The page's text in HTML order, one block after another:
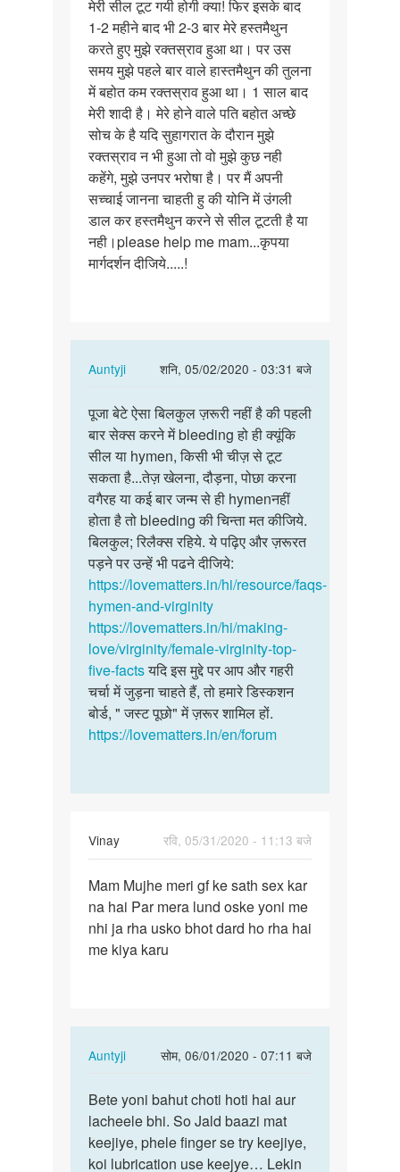
मेरी सील टूट गयी होगी क्या! फिर इसके बाद
1-2 महीने बाद भी 2-3 बार मेरे हस्तमैथुन
करते हुए मुझे रक्तस्राव हुआ था। पर उस
समय मुझे पहले बार वाले हास्तमैथुन की तुलना
में बहोत कम रक्तस्राव हुआ था। 1 साल बाद
मेरी शादी है। मेरे होने वाले पति बहोत अच्छे
सोच के है यदि सुहागरात के दौरान मुझे
रक्तस्राव न भी हुआ तो वो मुझे कुछ नही
कहेंगे, मुझे उनपर भरोषा है। पर मैं अपनी
सच्चाई जानना चाहती हु की योनि में उंगली
डाल कर हस्तमैथुन करने से सील टूटती है या
नही।please help me mam...कृपया
मार्गदर्शन दीजिये.....!
Auntyji
शनि, 05/02/2020 - 03:31 बजे
In
to
मैम
मैं
एक
23
साल
कुवारी…
by
कु
पूजा
पूजा
बेटे
ऐसा
बिलकुल
ज़रूरी…
पूजा बेटे ऐसा बिलकुल ज़रूरी नहीं है की पहली
बार सेक्स करने में bleeding हो ही क्यूंकि
सील या hymen, किसी भी चीज़ से टूट
सकता है...तेज़ खेलना, दौड़ना, पोछा करना
वगैरह या कई बार जन्म से ही hymenनहीं
होता है तो bleeding की चिन्ता मत कीजिये.
बिलकुल; रिलैक्स रहिये. ये पढ़िए और ज़रूरत
पड़ने पर उन्हें भी पढने दीजिये:
https://lovematters.in/hi/resource/faqs-
hymen-and-virginity
https://lovematters.in/hi/making-
love/virginity/female-virginity-top-
five-factsयदि इस मुद्दे पर आप और गहरी
चर्चा में जुड़ना चाहते हैं, तो हमारे डिस्कशन
बोर्ड, " जस्ट पूछो" में ज़रूर शामिल हों.
https://lovematters.in/en/forum
Vinay
रवि, 05/31/2020 - 11:13 बजे
Mam
Mujhe
meri
gf
Mam Mujhe meri gf ke sath sex kar
na hai Par mera lund oske yoni me
nhi ja rha usko bhot dard ho rha hai
me kiya karu
Auntyji
सोम, 06/01/2020 - 07:11 बजे
In
to
Mam
Mujhe
meri
Bete
yoni
bahut
choti
Bete yoni bahut choti hoti hai aur
lacheele bhi. So Jald baazi mat
keejiye, phele finger se try keejiye,
koi lubrication use keejye… Lekin